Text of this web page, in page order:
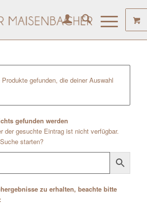
gefunden, die deiner Auswahl
gefunden werden
der gesuchte Eintrag ist nicht verfügbar.
starten?
zu erhalten, beachte bitte